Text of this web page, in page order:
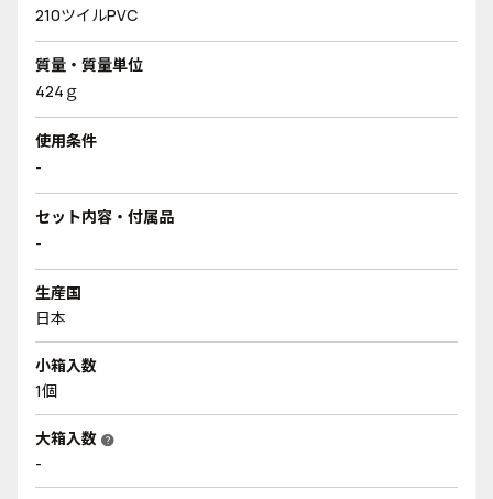
210ツイルPVC
質量・質量単位
424ｇ
使用条件
-
セット内容・付属品
-
生産国
日本
小箱入数
1個
大箱入数 help
-